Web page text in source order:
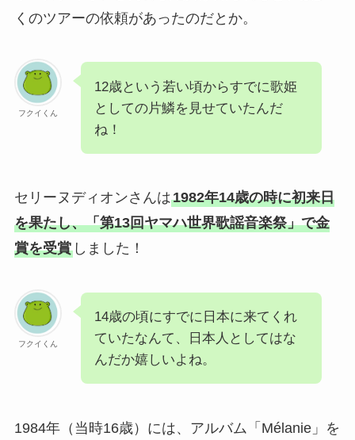
くのツアーの依頼があったのだとか。
フクイくん
12歳という若い頃からすでに歌姫
としての片鱗を見せていたんだ
ね！
セリーヌディオンさんは1982年14歳の時に初来日
を果たし、「第13回ヤマハ世界歌謡音楽祭」で金
賞を受賞しました！
フクイくん
14歳の頃にすでに日本に来てくれ
ていたなんて、日本人としてはな
んだか嬉しいよね。
1984年（当時16歳）には、アルバム「Mélanie」を